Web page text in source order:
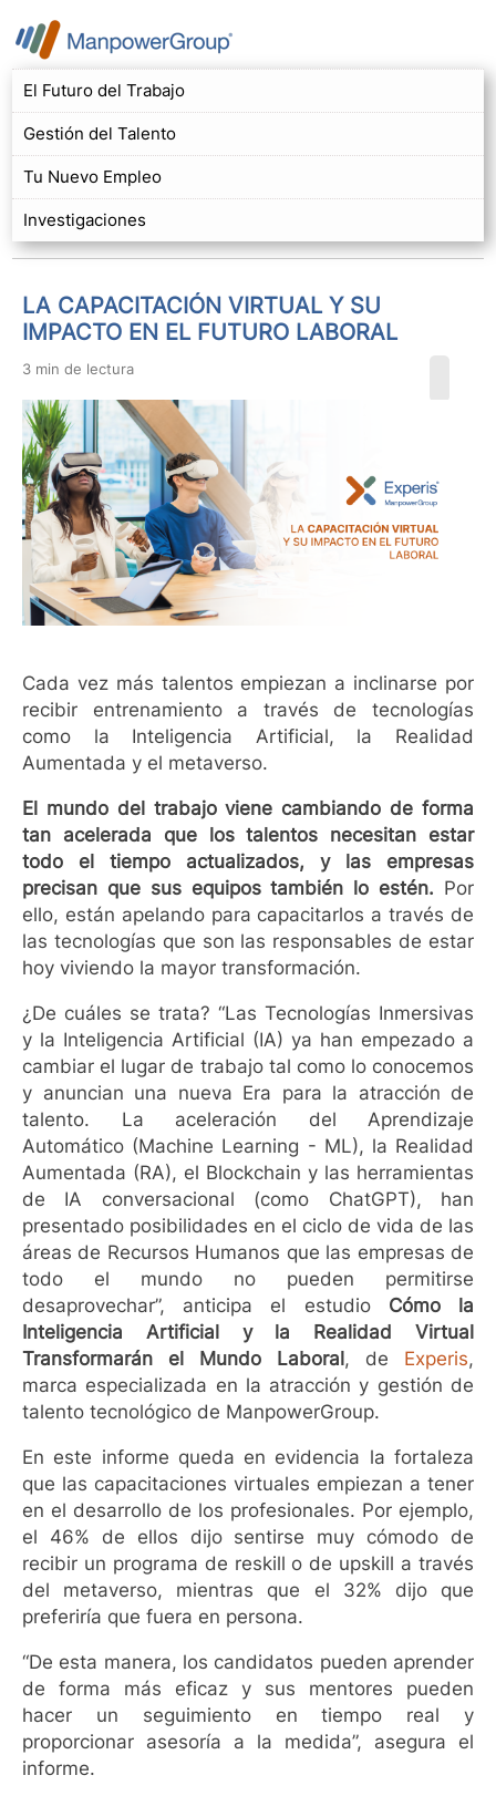
El Futuro del Trabajo
Gestión del Talento
Tu Nuevo Empleo
Investigaciones
LA CAPACITACIÓN VIRTUAL Y SU
IMPACTO EN EL FUTURO LABORAL
3 min de lectura
Cada vez más talentos empiezan a inclinarse por
recibir entrenamiento a través de tecnologías
como la Inteligencia Artificial, la Realidad
Aumentada y el metaverso.
El mundo del trabajo viene cambiando de forma
tan acelerada que los talentos necesitan estar
todo el tiempo actualizados, y las empresas
precisan que sus equipos también lo estén. Por
ello, están apelando para capacitarlos a través de
las tecnologías que son las responsables de estar
hoy viviendo la mayor transformación.
¿De cuáles se trata? “Las Tecnologías Inmersivas
y la Inteligencia Artificial (IA) ya han empezado a
cambiar el lugar de trabajo tal como lo conocemos
y anuncian una nueva Era para la atracción de
talento. La aceleración del Aprendizaje
Automático (Machine Learning - ML), la Realidad
Aumentada (RA), el Blockchain y las herramientas
de IA conversacional (como ChatGPT), han
presentado posibilidades en el ciclo de vida de las
áreas de Recursos Humanos que las empresas de
todo el mundo no pueden permitirse
desaprovechar”, anticipa el estudio Cómo la
Inteligencia Artificial y la Realidad Virtual
Transformarán el Mundo Laboral , de Experis,
marca especializada en la atracción y gestión de
talento tecnológico de ManpowerGroup.
En este informe queda en evidencia la fortaleza
que las capacitaciones virtuales empiezan a tener
en el desarrollo de los profesionales. Por ejemplo,
el 46% de ellos dijo sentirse muy cómodo de
recibir un programa de reskill o de upskill a través
del metaverso, mientras que el 32% dijo que
preferiría que fuera en persona.
“De esta manera, los candidatos pueden aprender
de forma más eficaz y sus mentores pueden
hacer un seguimiento en tiempo real y
proporcionar asesoría a la medida”, asegura el
informe.